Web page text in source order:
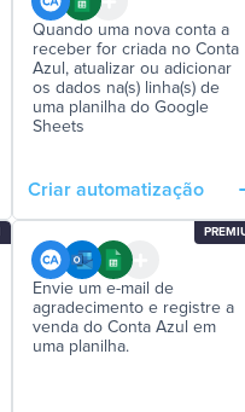
Quando uma nova conta a
receber for criada no Conta
Azul, atualizar ou adicionar
os dados na(s) linha(s) de
uma planilha do Google
Sheets
Criar automatização
Envie um e-mail de
agradecimento e registre a
venda do Conta Azul em
uma planilha.